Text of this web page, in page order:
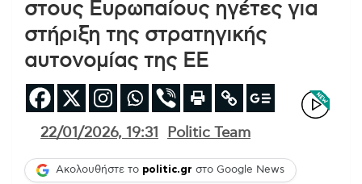
στους Ευρωπαίους ηγέτες για
στήριξη της στρατηγικής
αυτονομίας της ΕΕ
22/01/2026, 19:31 Politic Team
Ακολουθήστε το politic.gr στο Google News